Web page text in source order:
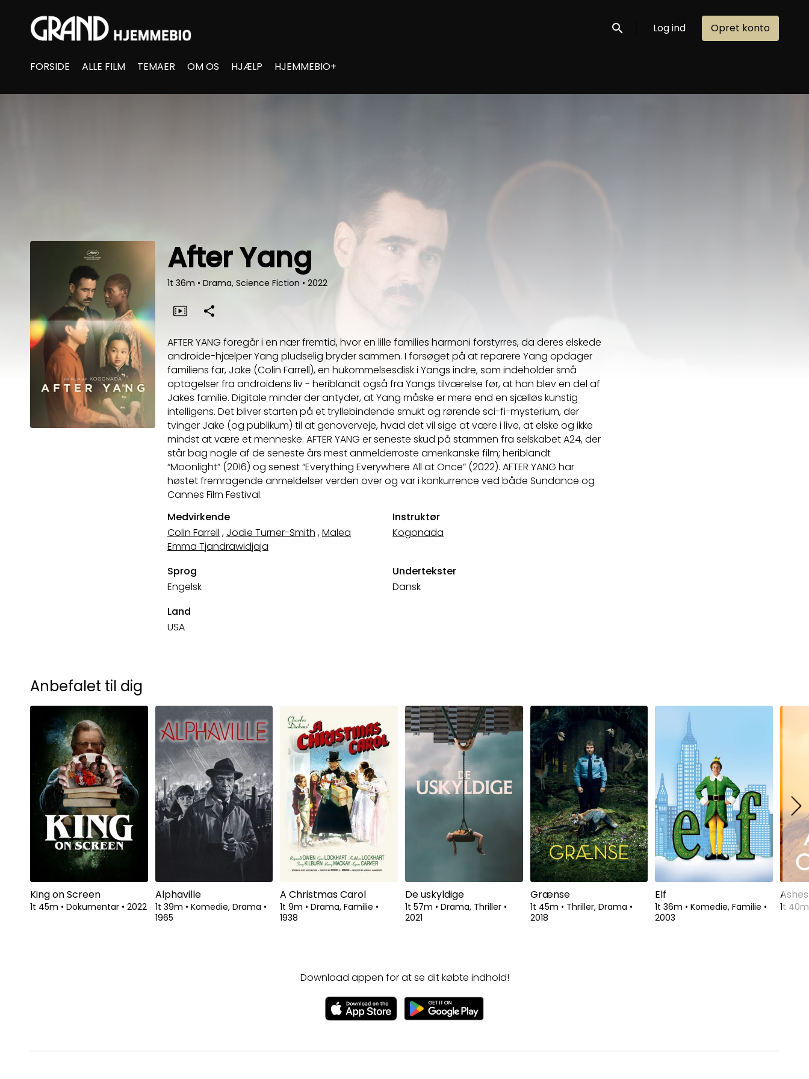
Accessibility Links
Søg nu Log ind Opret konto
FORSIDE ALLE FILM TEMAER OM OS HJÆLP HJEMMEBIO+
After Yang
1t 36m • Drama, Science Fiction • 2022
AFTER YANG foregår i en nær fremtid, hvor en lille families harmoni forstyrres, da deres elskede
androide-hjælper Yang pludselig bryder sammen. I forsøget på at reparere Yang opdager
familiens far, Jake (Colin Farrell), en hukommelsesdisk i Yangs indre, som indeholder små
optagelser fra androidens liv - heriblandt også fra Yangs tilværelse før, at han blev en del af
Jakes familie. Digitale minder der antyder, at Yang måske er mere end en sjælløs kunstig
intelligens. Det bliver starten på et tryllebindende smukt og rørende sci-fi-mysterium, der
tvinger Jake (og publikum) til at genoverveje, hvad det vil sige at være i live, at elske og ikke
mindst at være et menneske. AFTER YANG er seneste skud på stammen fra selskabet A24, der
står bag nogle af de seneste års mest anmelderroste amerikanske film; heriblandt
“Moonlight” (2016) og senest “Everything Everywhere All at Once” (2022). AFTER YANG har
høstet fremragende anmeldelser verden over og var i konkurrence ved både Sundance og
Cannes Film Festival.
Medvirkende
Colin Farrell , Jodie Turner-Smith ,Malea
Emma Tjandrawidjaja
Instruktør
Kogonada
Sprog
Engelsk
Undertekster
Dansk
Land
USA
Anbefalet til dig
King on Screen
1t 45m • Dokumentar • 2022
Alphaville
1t 39m • Komedie, Drama •
1965
A Christmas Carol
1t 9m • Drama, Familie •
1938
De uskyldige
1t 57m • Drama, Thriller •
2021
Grænse
1t 45m • Thriller, Drama •
2018
Elf
1t 36m • Komedie, Familie •
2003
1t
Download appen for at se dit købte indhold!